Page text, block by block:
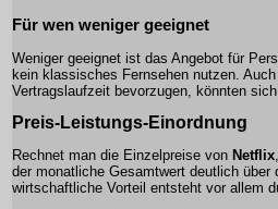
Für wen weniger geeignet
Weniger geeignet ist das Angebot für
kein klassisches Fernsehen nutzen.
Vertragslaufzeit bevorzugen, könnten
Preis-Leistungs-Einordnung
Rechnet man die Einzelpreise von Netflix,
der monatliche Gesamtwert deutlich über
wirtschaftliche Vorteil entsteht vor allem